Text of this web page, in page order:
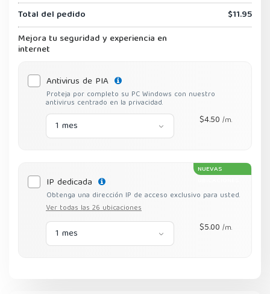
Total del pedido
$11.95
Mejora tu seguridad y experiencia en
internet
Antivirus de PIA
Proteja por completo su PC Windows con nuestro
antivirus centrado en la privacidad.
1 mes $4.50/m.
NUEVAS
IP dedicada
Obtenga una dirección IP de acceso exclusivo para usted.
Ver todas las 26 ubicaciones
1 mes $5.00/m.